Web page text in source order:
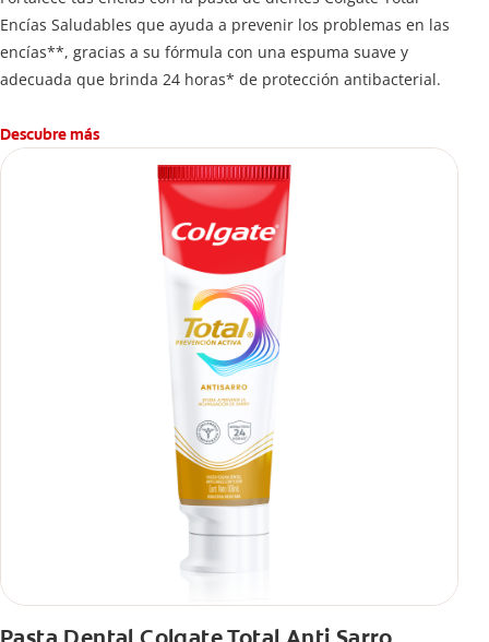
Encías Saludables que ayuda a prevenir los problemas en las
encías**, gracias a su fórmula con una espuma suave y
adecuada que brinda 24 horas* de protección antibacterial.
Descubre más